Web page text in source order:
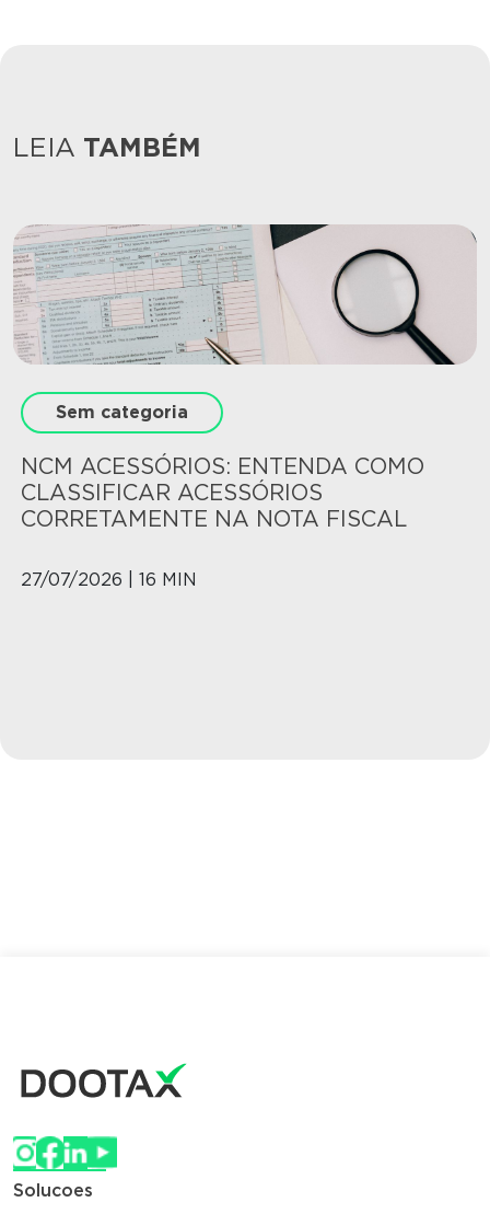
LEIA TAMBÉM
Sem categoria
NCM ACESSÓRIOS: ENTENDA COMO
CLASSIFICAR ACESSÓRIOS
CORRETAMENTE NA NOTA FISCAL
27/07/2026 | 16 MIN
Solucoes